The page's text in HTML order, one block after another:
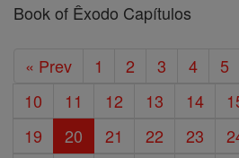
Book of Êxodo Capítulos
« Prev 1 2 3 4 5
10
11 12 13 14
19
20 21 22 23